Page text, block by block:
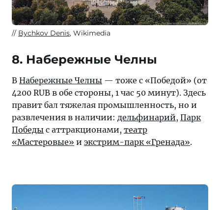
Bychkov Denis, Wikimedia
8. Набережные Челны
В Набережные Челны — тоже с «Победой» (от
4200 RUB в обе стороны, 1 час 50 минут). Здесь
правит бал тяжелая промышленность, но и
развлечения в наличии: дельфинарий, Парк
Победы с аттракционами, театр
«Мастеровые» и экстрим-парк «Гренада».